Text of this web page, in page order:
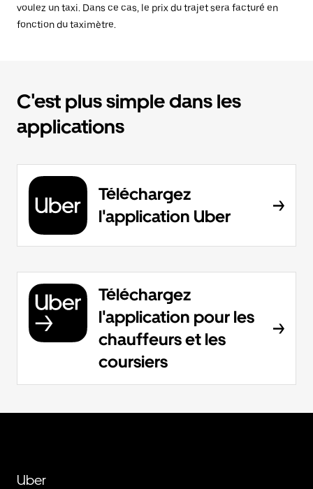
voulez un taxi. Dans ce cas, le prix du trajet sera facturé en
fonction du taximètre.
C'est plus simple dans les
applications
Téléchargez
l'application Uber
Téléchargez
l'application pour les
chauffeurs et les
coursiers
Uber